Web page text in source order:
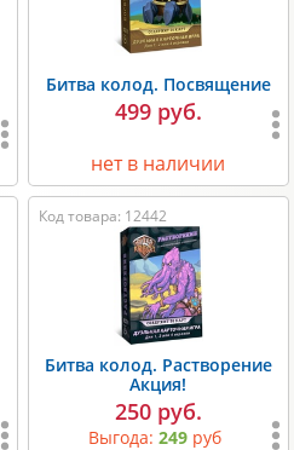
Битва колод. Посвящение
499 руб.
нет в наличии
Код товара: 12442
Битва колод. Растворение
Акция!
250 руб.
Выгода: 249руб